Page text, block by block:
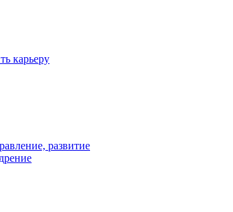
карьеру
развитие